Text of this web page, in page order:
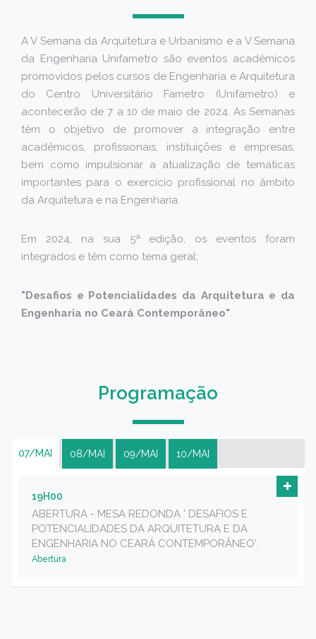
A V Semana da Arquitetura e Urbanismo e a V Semana
da Engenharia Unifametro são eventos acadêmicos
promovidos pelos cursos de Engenharia e Arquitetura
do Centro Universitário Fametro (Unifametro) e
acontecerão de 7 a 10 de maio de 2024. As Semanas
têm o objetivo de promover a integração entre
acadêmicos, profissionais, instituições e empresas,
bem como impulsionar a atualização de temáticas
importantes para o exercício profissional no âmbito
da Arquitetura e na Engenharia.
Em 2024, na sua 5ª edição, os eventos foram
integrados e têm como tema geral;
"Desafios e Potencialidades da Arquitetura e da
Engenharia no Ceará Contemporâneo".
Programação
07/MAI 08/MAI 09/MAI 10/MAI
19H00
ABERTURA - MESA REDONDA ' DESAFIOS E
POTENCIALIDADES DA ARQUITETURA E DA
ENGENHARIA NO CEARÁ CONTEMPORÂNEO'.
Abertura